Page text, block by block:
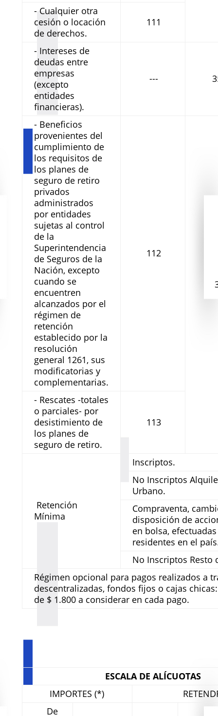
- Cualquier otra
cesión o locación
de derechos.
111
- Intereses de
deudas entre
empresas
(excepto
entidades
financieras).
---
- Beneficios
provenientes del
cumplimiento de
los requisitos de
los planes de
seguro de retiro
privados
administrados
por entidades
sujetas al control
de la
Superintendencia
de Seguros de la
Nación, excepto
cuando se
encuentren
alcanzados por el
régimen de
retención
establecido por la
resolución
general 1261, sus
modificatorias y
complementarias.
112
- Rescates -totales
o parciales- por
desistimiento de
los planes de
seguro de retiro.
113
Retención
Mínima
Inscriptos.
No Inscriptos
Urbano.
Compraventa,
disposición de
en bolsa,
residentes en el
No Inscriptos
Régimen opcional para pagos realizados a
descentralizadas, fondos fijos o cajas
de $ 1.800 a considerar en cada pago.
ESCALA DE ALÍCUOTAS
IMPORTES (*)
De